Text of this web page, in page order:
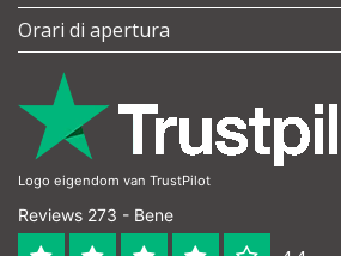
Orari di apertura
Logo eigendom van TrustPilot
Reviews 273 - Bene